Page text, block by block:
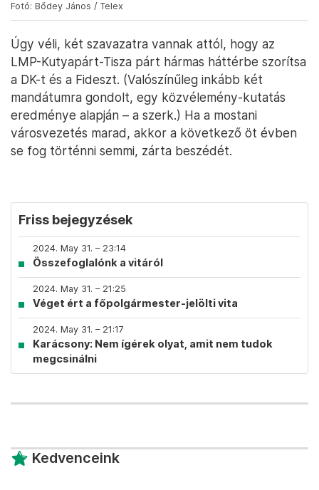
Fotó: Bődey János / Telex
Úgy véli, két szavazatra vannak attól, hogy az
LMP-Kutyapárt-Tisza párt hármas háttérbe szorítsa
a DK-t és a Fideszt. (Valószínűleg inkább két
mandátumra gondolt, egy közvélemény-kutatás
eredménye alapján – a szerk.) Ha a mostani
városvezetés marad, akkor a következő öt évben
se fog történni semmi, zárta beszédét.
Friss bejegyzések
2024. May 31. – 23:14
Összefoglalónk a vitáról
2024. May 31. – 21:25
Véget ért a főpolgármester-jelölti vita
2024. May 31. – 21:17
Karácsony: Nem ígérek olyat, amit nem tudok
megcsinálni
Kedvenceink